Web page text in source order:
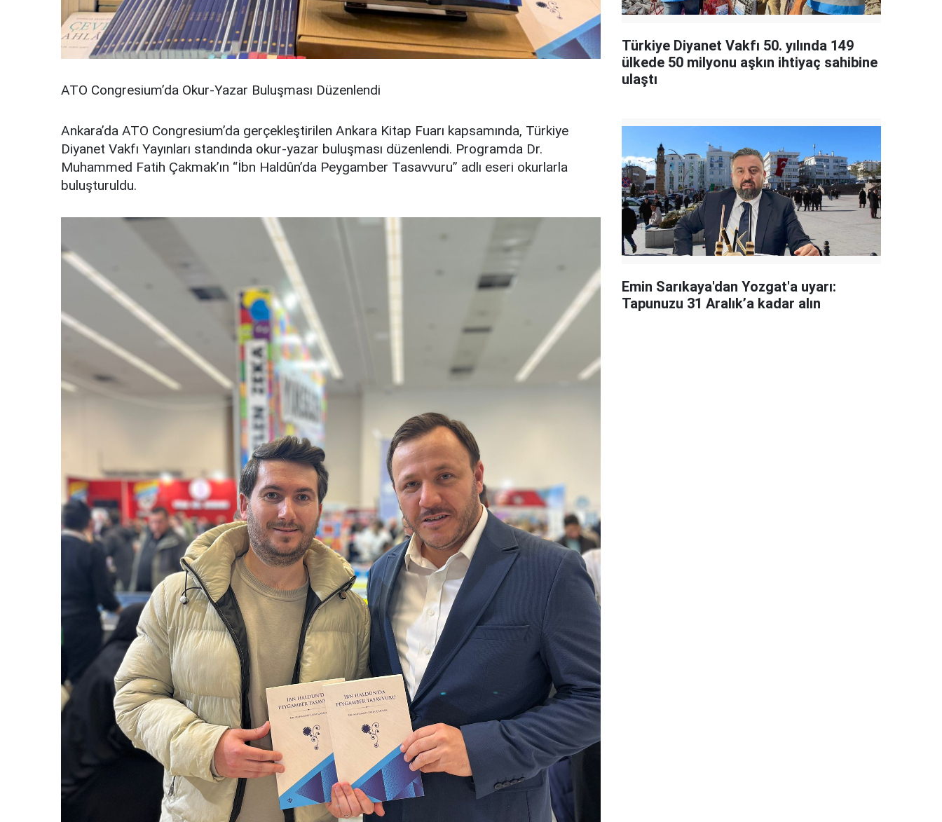
ATO Congresium’da Okur-Yazar Buluşması Düzenlendi
Ankara’da ATO Congresium’da gerçekleştirilen Ankara Kitap Fuarı kapsamında, Türkiye
Diyanet Vakfı Yayınları standında okur-yazar buluşması düzenlendi. Programda Dr.
Muhammed Fatih Çakmak’ın “İbn Haldûn’da Peygamber Tasavvuru” adlı eseri okurlarla
buluşturuldu.
Türkiye Diyanet Vakfı 50. yılında 149
ülkede 50 milyonu aşkın ihtiyaç sahibine
ulaştı
Emin Sarıkaya'dan Yozgat'a uyarı:
Tapunuzu 31 Aralık’a kadar alın